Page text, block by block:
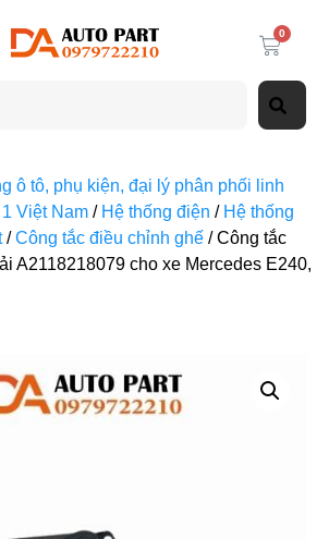
0
ô tô, phụ kiện, đại lý phân phối linh
Việt Nam / Hệ thống điện / Hệ thống
/Công tắc điều chỉnh ghế / Công tắc
A2118218079 cho xe Mercedes E240,